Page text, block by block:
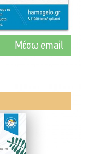
Mέσω email